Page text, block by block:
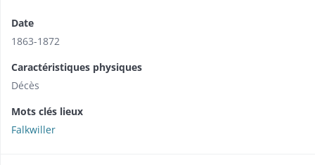
Date
1863-1872
Caractéristiques physiques
Décès
Mots clés lieux
Falkwiller